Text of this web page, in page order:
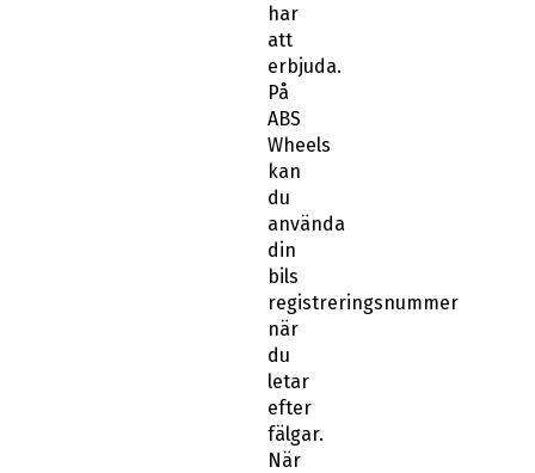
har
att
erbjuda.
På
ABS
Wheels
kan
du
använda
din
bils
registreringsnummer
när
du
letar
efter
fälgar.
När